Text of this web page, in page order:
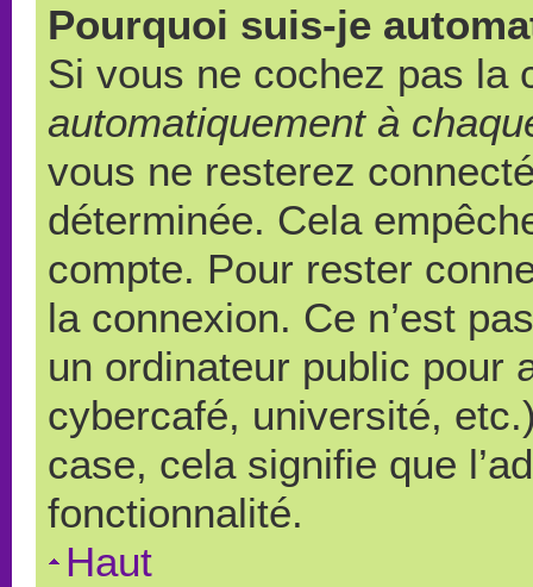
Pourquoi suis-je
Si vous ne cochez pas la
automatiquement à
vous ne resterez
déterminée. Cela
compte. Pour rester
la connexion. Ce n’est
un ordinateur public pour
cybercafé, université,
case, cela signifie que
fonctionnalité.
Haut